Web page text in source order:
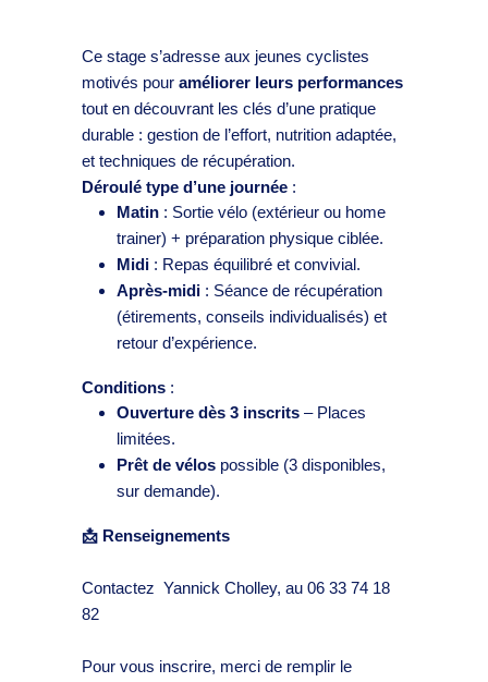
Ce stage s’adresse aux jeunes cyclistes
motivés pour améliorer leurs performances
tout en découvrant les clés d’une pratique
durable : gestion de l’effort, nutrition adaptée,
et techniques de récupération.
Déroulé type d’une journée:
Matin: Sortie vélo (extérieur ou home
trainer) + préparation physique ciblée.
Midi: Repas équilibré et convivial.
Après-midi: Séance de récupération
(étirements, conseils individualisés) et
retour d’expérience.
Conditions:
Ouverture dès 3 inscrits– Places
limitées.
Prêt de vélospossible (3 disponibles,
sur demande).
📩Renseignements
Contactez Yannick Cholley, au 06 33 74 18
82
Pour vous inscrire, merci de remplir le